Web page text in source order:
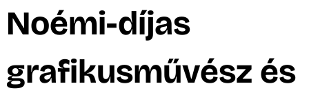
Noémi-díjas
grafikusművész és